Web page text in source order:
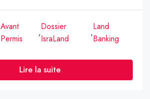
Avant
Permis
,
Dossier
IsraLand
,
Land
Banking
Lire la suite